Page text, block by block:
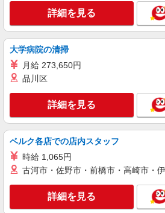
詳細を見る
大学病院の清掃
月給 273,650円
品川区
詳細を見る
ベルク各店での店内スタッフ
時給 1,065円
古河市・佐野市・前橋市・高崎市・
詳細を見る